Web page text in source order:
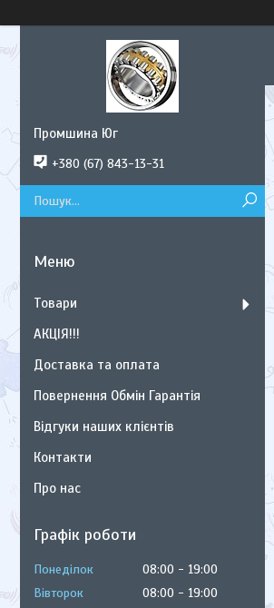
Промшина Юг
+380 (67) 843-13-31
Товари
АКЦІЯ!!!
Доставка та оплата
Повернення Обмін Гарантія
Відгуки наших клієнтів
Контакти
Про нас
Графік роботи
Понеділок 08:00
19:00
Вівторок
08:00
19:00